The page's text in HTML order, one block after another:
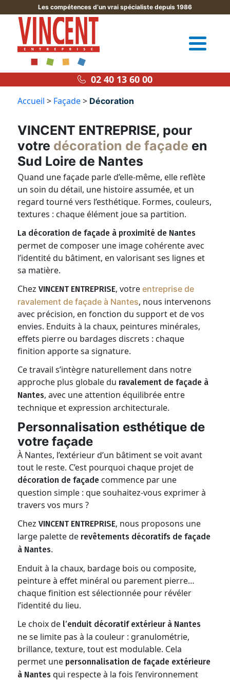
Les compétences d’un vrai spécialiste depuis 1986
02 40 13 60 00
Accueil > Façade> Décoration
VINCENT ENTREPRISE, pour
votre décoration de façade en
Sud Loire de Nantes
Quand une façade parle d’elle-même, elle reflète
un soin du détail, une histoire assumée, et un
regard tourné vers l’esthétique. Formes, couleurs,
textures : chaque élément joue sa partition.
La décoration de façade à proximité de Nantes
permet de composer une image cohérente avec
l’identité du bâtiment, en valorisant ses lignes et
sa matière.
ChezVINCENT ENTREPRISE, votreentreprise de
ravalement de façade à Nantes, nous intervenons
avec précision, en fonction du support et de vos
envies. Enduits à la chaux, peintures minérales,
effets pierre ou bardages discrets : chaque
finition apporte sa signature.
Ce travail s’intègre naturellement dans notre
approche plus globale du ravalement de façade à
Nantes, avec une attention équilibrée entre
technique et expression architecturale.
Personnalisation esthétique de
votre façade
À Nantes, l’extérieur d’un bâtiment se voit avant
tout le reste. C’est pourquoi chaque projet de
décoration de façade commence par une
question simple : que souhaitez-vous exprimer à
travers vos murs ?
ChezVINCENT ENTREPRISE, nous proposons une
large palette de revêtements décoratifs de façade
à Nantes.
Enduit à la chaux, bardage bois ou composite,
peinture à effet minéral ou parement pierre…
chaque finition est sélectionnée pour révéler
l’identité du lieu.
Le choix de l’enduit décoratif extérieur à Nantes
ne se limite pas à la couleur : granulométrie,
brillance, texture, tout est modulable. Cela
permet une personnalisation de façade extérieure
à Nantes qui respecte à la fois l’environnement